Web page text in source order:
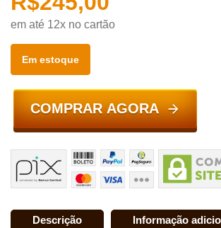
em até 12x no cartão
Em estoque
COMPRAR AGORA
Descrição Informação